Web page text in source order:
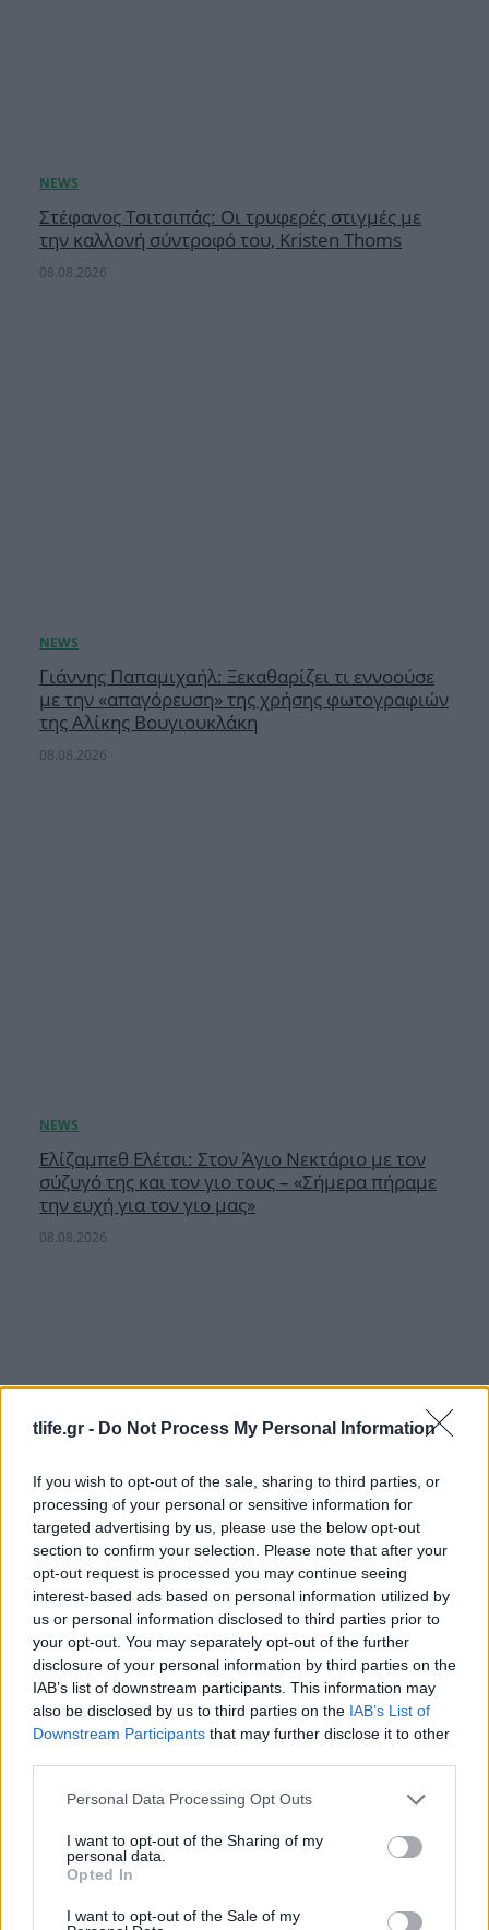
tlife.gr - Do Not Process My Personal Information
If you wish to opt-out of the sale, sharing to third parties, or
processing of your personal or sensitive information for
targeted advertising by us, please use the below opt-out
section to confirm your selection. Please note that after your
opt-out request is processed you may continue seeing
interest-based ads based on personal information utilized by
us or personal information disclosed to third parties prior to
your opt-out. You may separately opt-out of the further
disclosure of your personal information by third parties on the
IAB’s list of downstream participants. This information may
also be disclosed by us to third parties on the IAB’s List of
Downstream Participants that may further disclose it to other
Please note that this website/app uses one or more Google
not limited to your visit or usage behaviour. You may click to
grant or deny consent to Google and its third-party tags to
use your data for below specified purposes in below Google
consent section.
Personal Data Processing Opt Outs
I want to opt-out of the Sharing of my
personal data.
Opted In
I want to opt-out of the Sale of my
Στέφανος Τσιτσιπάς: Οι τρυφερές στιγμές με
την καλλονή σύντροφό του, Kristen Thoms
08.08.2026
Γιάννης Παπαμιχαήλ: Ξεκαθαρίζει τι εννοούσε
με την «απαγόρευση» της χρήσης φωτογραφιών
της Αλίκης Βουγιουκλάκη
08.08.2026
Ελίζαμπεθ Ελέτσι: Στον Άγιο Νεκτάριο με τον
σύζυγό της και τον γιο τους – «Σήμερα πήραμε
την ευχή για τον γιο μας»
08.08.2026
Κατερίνα Καινούργιου: Η νέα φωτογραφία της
κόρης της από τις διακοπές τους στην Πάρο
08.08.2026